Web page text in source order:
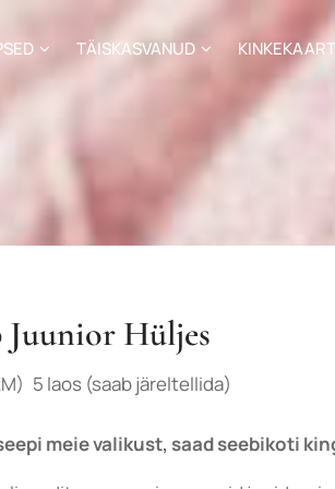
TÄISKASVANUD KINKEKAART
Juunior Hüljes
5 laos (saab järeltellida)
meie valikust, saad seebikoti